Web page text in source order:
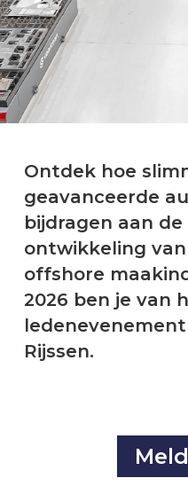
Ontdek hoe
geavanceerde
bijdragen aan
ontwikkeling
offshore
2026 ben je van
Rijssen.